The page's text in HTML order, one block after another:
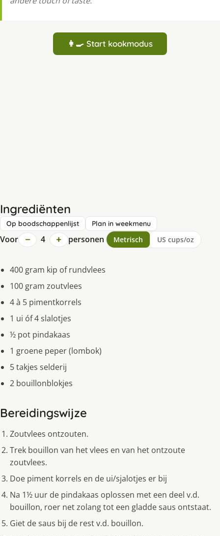
👩‍🍳 Start kookmodus
Ingrediënten
Op boodschappenlijst Plan in weekmenu
Voor − 4 + personen Metrisch US cups/oz
400 gram kip of rundvlees
100 gram zoutvlees
4 à 5 pimentkorrels
1 ui óf 4 slalotjes
½ pot pindakaas
1 groene peper (lombok)
5 takjes selderij
2 bouillonblokjes
Bereidingswijze
Zoutvlees ontzouten.
Trek bouillon van het vlees en van het ontzoute
zoutvlees.
Doe piment korrels en de ui/sjalotjes er bij
Na 1½ uur de pindakaas oplossen met een deel v.d.
bouillon, roer net zolang tot een gladde saus ontstaat.
Giet de saus bij de rest v.d. bouillon.